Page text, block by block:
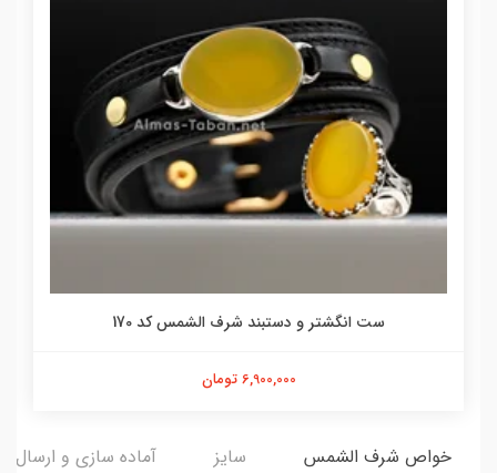
ست انگشتر و دستبند شرف الشمس کد 170
6,900,000 تومان
خواص شرف الشمس سایز آماده سازی و ارسال